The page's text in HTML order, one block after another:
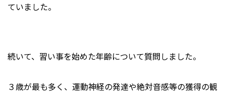
ていました。
続いて、習い事を始めた年齢について質問しました。
３歳が最も多く、運動神経の発達や絶対音感等の獲得の観